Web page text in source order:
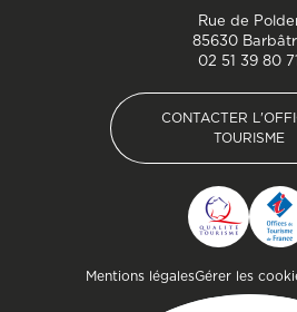
Mentions légalesGérer les
Rue de
85630
02 51 39 80
CONTACTER
TOURISME
CONTACTER
TOURISME